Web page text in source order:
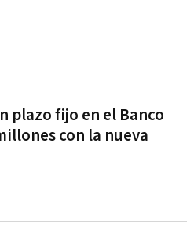
plazo fijo en el Banco
con la nueva